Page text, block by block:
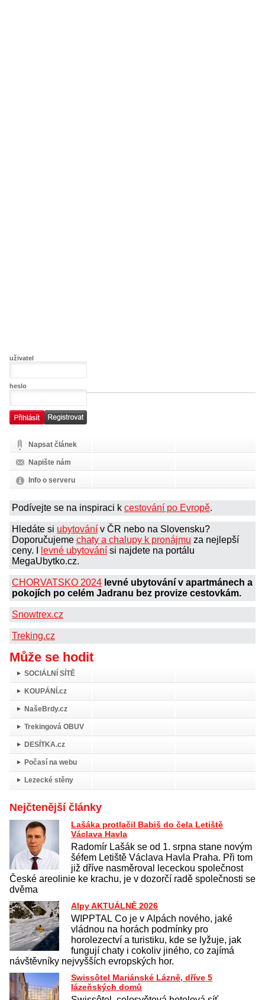
uživatel
heslo
Napsat článek
Napište nám
Info o serveru
Podívejte se na inspiraci k cestování po Evropě.
Hledáte si ubytování v ČR nebo na Slovensku?
Doporučujeme chaty a chalupy k pronájmu za nejlepší
ceny. I
levné ubytování si najdete na portálu
MegaUbytko.cz.
CHORVATSKO 2024 levné ubytování v apartmánech a
pokojích po celém Jadranu bez provize cestovkám.
Snowtrex.cz
Treking.cz
Může se hodit
SOCIÁLNÍ SÍTĚ
KOUPÁNÍ.cz
NašeBrdy.cz
Trekingová OBUV
DESÍTKA.cz
Počasí na webu
Lezecké stěny
Nejčtenější články
Lašáka protlačil Babiš do čela Letiště
Václava Havla
Radomír Lašák se od 1. srpna stane novým
šéfem Letiště Václava Havla Praha. Při tom
již dříve nasměroval lececkou společnost
České areolinie ke krachu, je v dozorčí radě společnosti se
dvěma
Alpy AKTUÁLNĚ 2026
WIPPTAL Co je v Alpách nového, jaké
vládnou na horách podmínky pro
horolezectví a turistiku, kde se lyžuje, jak
fungují chaty i cokoliv jiného, co zajímá
návštěvníky nejvyšších evropských hor.
Swissôtel Mariánské Lázně, dříve 5
lázeňských domů